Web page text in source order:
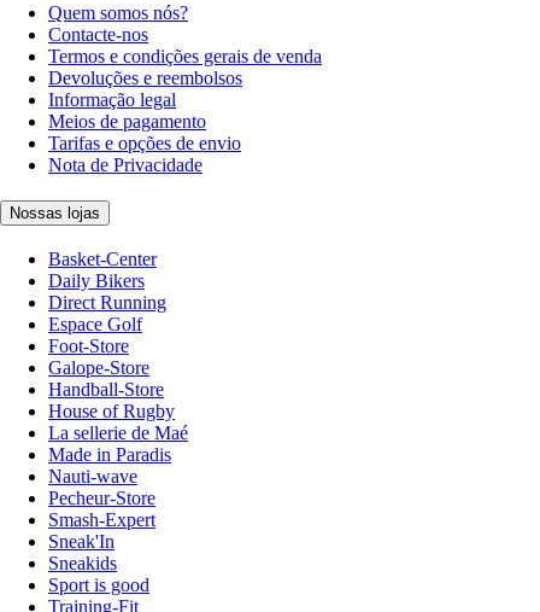
Quem somos nós?
Contacte-nos
Termos e condições gerais de venda
Devoluções e reembolsos
Informação legal
Meios de pagamento
Tarifas e opções de envio
Nota de Privacidade
Nossas lojas
Basket-Center
Daily Bikers
Direct Running
Espace Golf
Foot-Store
Galope-Store
Handball-Store
House of Rugby
La sellerie de Maé
Made in Paradis
Nauti-wave
Pecheur-Store
Smash-Expert
Sneak'In
Sneakids
Sport is good
Training-Fit